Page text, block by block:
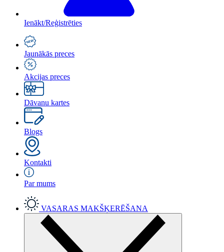
Ienākt/Reģistrēties
Jaunākās preces
Akcijas preces
Dāvanu kartes
Blogs
Kontakti
Par mums
VASARAS MAKŠĶERĒŠANA